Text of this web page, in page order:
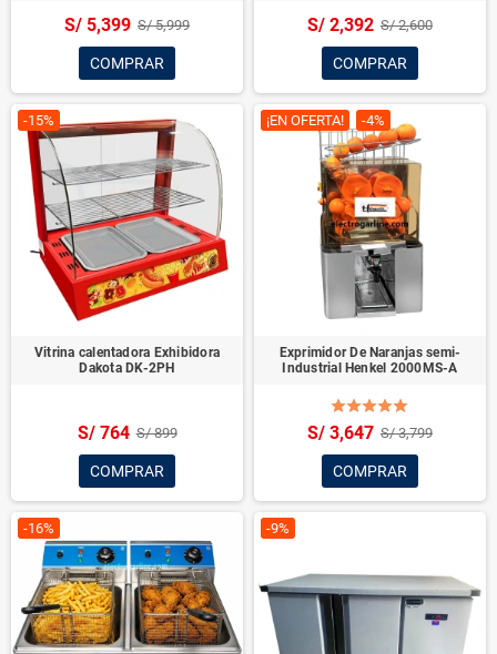
S/ 5,399 S/ 5,999
COMPRAR
S/ 2,392 S/ 2,600
COMPRAR
-15%
Vitrina calentadora Exhibidora
Dakota DK-2PH
S/ 764 S/ 899
COMPRAR
¡EN OFERTA! -4%
Exprimidor De Naranjas semi-
Industrial Henkel 2000MS-A
S/ 3,647 S/ 3,799
COMPRAR
-16% -9%